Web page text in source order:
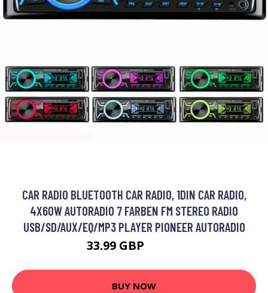
CAR RADIO BLUETOOTH CAR RADIO, 1DIN CAR RADIO,
4X60W AUTORADIO 7 FARBEN FM STEREO RADIO
USB/SD/AUX/EQ/MP3 PLAYER PIONEER AUTORADIO
33.99 GBP
BUY NOW